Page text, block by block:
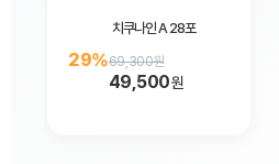
치쿠나인 A 28포
29%69,300원
49,500원